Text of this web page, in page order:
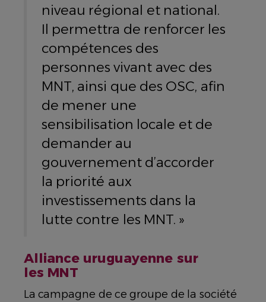
niveau régional et national.
Il permettra de renforcer les
compétences des
personnes vivant avec des
MNT, ainsi que des OSC, afin
de mener une
sensibilisation locale et de
demander au
gouvernement d’accorder
la priorité aux
investissements dans la
lutte contre les MNT. »
Alliance uruguayenne sur
les MNT
La campagne de ce groupe de la société